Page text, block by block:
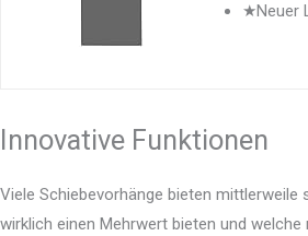
★Neuer
Innovative Funktionen
Viele Schiebevorhänge bieten
wirklich einen Mehrwert bieten und welche